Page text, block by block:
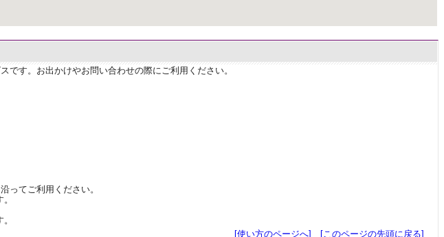
す。お出かけやお問い合わせの際にご利用ください。
ってご利用ください。
[使い方のページへ]
[このページの先頭に戻る]